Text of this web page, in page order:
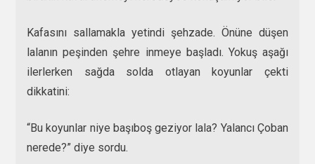
Kafasını sallamakla yetindi şehzade. Önüne düşen
lalanın peşinden şehre inmeye başladı. Yokuş aşağı
ilerlerken sağda solda otlayan koyunlar çekti
dikkatini:
“Bu koyunlar niye başıboş geziyor lala? Yalancı Çoban
nerede?” diye sordu.